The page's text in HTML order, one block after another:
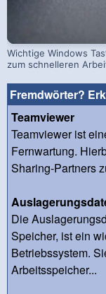
Wichtige Windows
zum schnelleren
Fremdwörter?
Teamviewer
Teamviewer ist
Fernwartung.
Sharing-Partners
Die
Speicher, ist ein
Betriebssystem.
Arbeitsspeicher...